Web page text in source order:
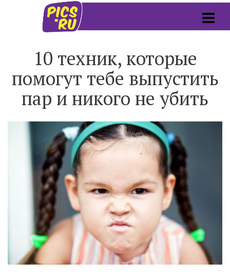
10 техник, которые
помогут тебе выпустить
пар и никого не убить